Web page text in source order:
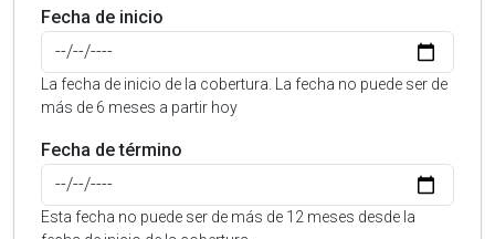
Fecha de inicio
La fecha de inicio de la cobertura. La fecha no puede ser de
más de 6 meses a partir hoy
Fecha de término
Esta fecha no puede ser de más de 12 meses desde la